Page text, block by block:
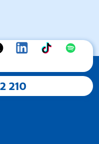
210